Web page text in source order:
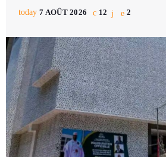
today 7 AOÛT 2026 12 2